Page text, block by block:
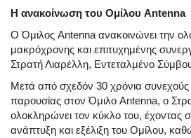
Η ανακοίνωση του Ομίλου Antenna
Ο Όμιλος Antenna ανακοινώνει την
μακρόχρονης και επιτυχημένης
Στρατή Λιαρέλλη, Εντεταλμένο
Μετά από σχεδόν 30 χρόνια συνεχούς
παρουσίας στον Όμιλο Antenna, ο
ολοκληρώνει τον κύκλο του, έχοντας
ανάπτυξη και εξέλιξη του Ομίλου,